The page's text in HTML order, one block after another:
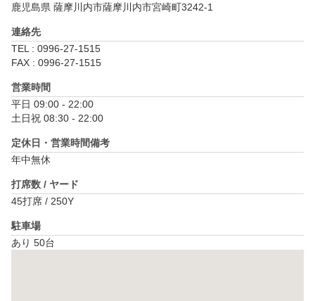
鹿児島県 薩摩川内市薩摩川内市宮崎町3242-1
連絡先
TEL : 0996-27-1515
FAX : 0996-27-1515
営業時間
平日 09:00 - 22:00
土日祝 08:30 - 22:00
定休日・営業時間備考
年中無休
打席数 / ヤード
45打席 / 250Y
駐車場
あり 50台